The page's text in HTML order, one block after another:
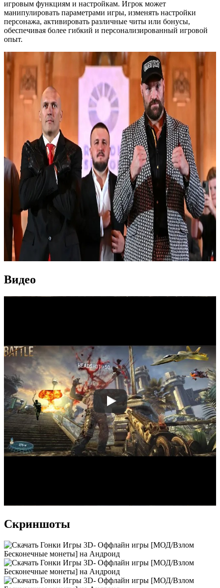
игровым функциям и настройкам. Игрок может
манипулировать параметрами игры, изменять настройки
персонажа, активировать различные читы или бонусы,
обеспечивая более гибкий и персонализированный игровой
опыт.
Видео
Скриншоты